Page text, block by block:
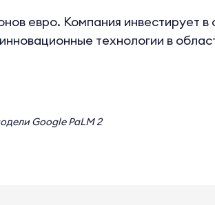
евро. Компания инвестирует в
технологии в
Google PaLM 2